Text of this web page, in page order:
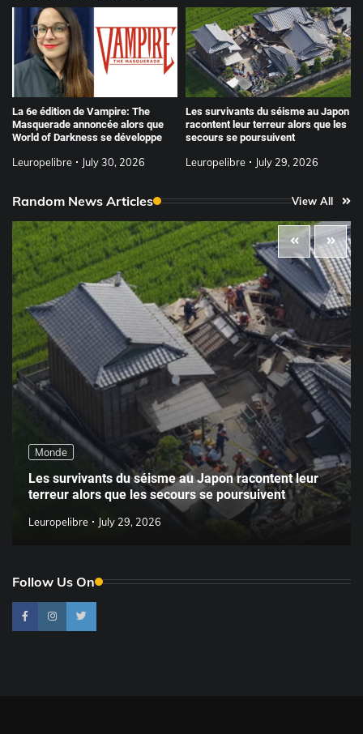
La 6e édition de Vampire: The
Masquerade annoncée alors que
World of Darkness se développe
Leuropelibre July 30, 2026
Les survivants du séisme au Japon
racontent leur terreur alors que les
secours se poursuivent
Leuropelibre July 29, 2026
Random News Articles View All
Monde
Les survivants du séisme au Japon racontent leur
terreur alors que les secours se poursuivent
Leuropelibre July 29, 2026
Follow Us On